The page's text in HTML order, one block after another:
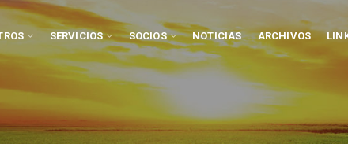
SERVICIOS SOCIOS NOTICIAS ARCHIVOS